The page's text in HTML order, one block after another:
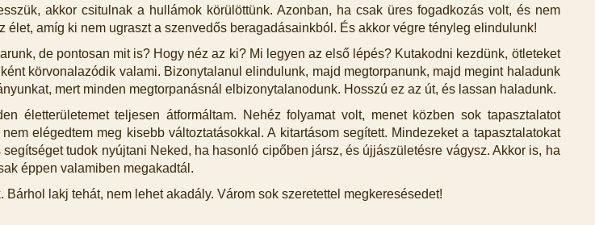
akkor csitulnak a hullámok körülöttünk. Azonban, ha csak üres fogadkozás volt, és nem
élet, amíg ki nem ugraszt a szenvedős beragadásainkból. És akkor végre tényleg elindulunk!
de pontosan mit is? Hogy néz az ki? Mi legyen az első lépés? Kutakodni kezdünk, ötleteket
körvonalazódik valami. Bizonytalanul elindulunk, majd megtorpanunk, majd megint haladunk
mert minden megtorpanásnál elbizonytalanodunk. Hosszú ez az út, és lassan haladunk.
életterületemet teljesen átformáltam. Nehéz folyamat volt, menet közben sok tapasztalatot
elégedtem meg kisebb változtatásokkal. A kitartásom segített. Mindezeket a tapasztalatokat
tudok nyújtani Neked, ha hasonló cipőben jársz, és újjászületésre vágysz. Akkor is, ha
éppen valamiben megakadtál.
lakj tehát, nem lehet akadály. Várom sok szeretettel megkeresésedet!